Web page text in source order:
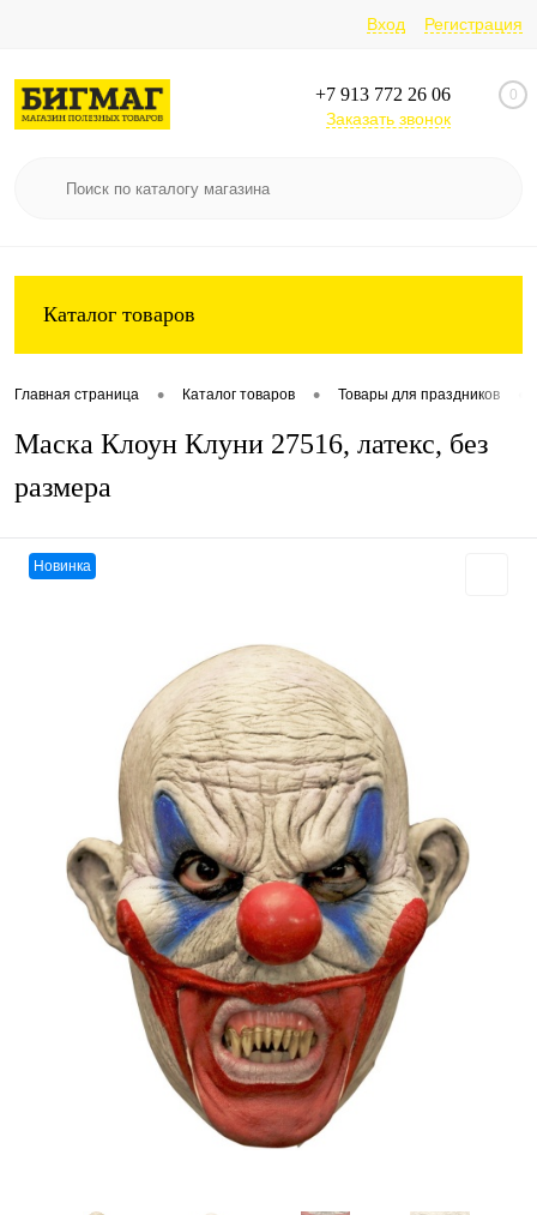
Вход Регистрация
+7 913 772 26 06
Заказать звонок
0
Каталог товаров
Главная страница • Каталог товаров • Товары для праздников
Маска Клоун Клуни 27516, латекс, без
размера
Новинка